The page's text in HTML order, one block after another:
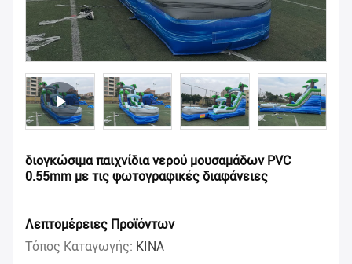
διογκώσιμα παιχνίδια νερού μουσαμάδων PVC
0.55mm με τις φωτογραφικές διαφάνειες
Λεπτομέρειες Προϊόντων
Τόπος Καταγωγής: ΚΙΝΑ